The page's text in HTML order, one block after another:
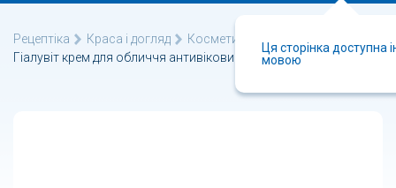
Ця сторінка доступна
мовою
Рецептіка Краса і догляд
Косметика для обличчя
Гіалувіт крем для обличчя антивіковий 50мл